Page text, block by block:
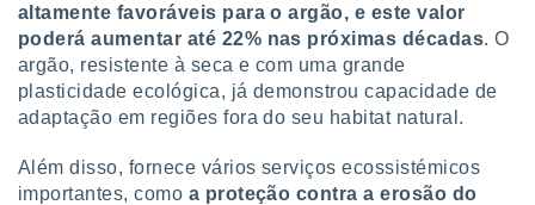
qual se
tal,
seu
ou opor-
qualquer
na
altamente favoráveis para o argão, e este valor
poderá aumentar até 22% nas próximas décadas. O
argão, resistente à seca e com uma grande
plasticidade ecológica, já demonstrou capacidade de
adaptação em regiões fora do seu habitat natural.
Além disso, fornece vários serviços ecossistémicos
importantes, como a proteção contra a erosão do